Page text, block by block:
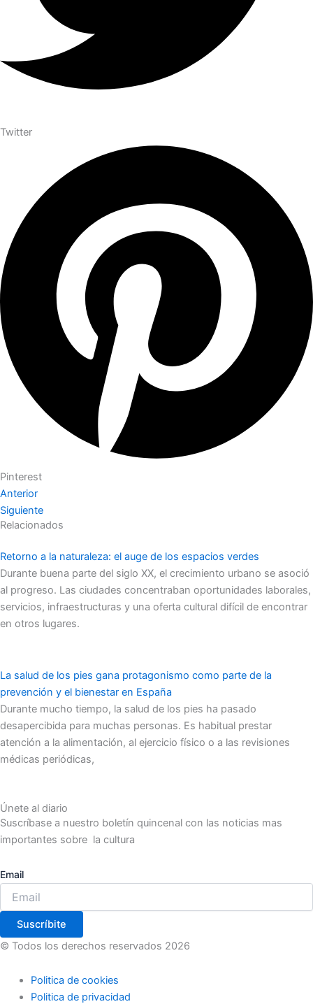
Twitter
Pinterest
Anterior
Siguiente
Relacionados
Retorno a la naturaleza: el auge de los espacios verdes
Durante buena parte del siglo XX, el crecimiento urbano se asoció
al progreso. Las ciudades concentraban oportunidades laborales,
servicios, infraestructuras y una oferta cultural difícil de encontrar
en otros lugares.
La salud de los pies gana protagonismo como parte de la
prevención y el bienestar en España
Durante mucho tiempo, la salud de los pies ha pasado
desapercibida para muchas personas. Es habitual prestar
atención a la alimentación, al ejercicio físico o a las revisiones
médicas periódicas,
Únete al diario
Suscríbase a nuestro boletín quincenal con las noticias mas
importantes sobre la cultura
Email
Suscríbite
© Todos los derechos reservados 2026
Politica de cookies
Politica de privacidad